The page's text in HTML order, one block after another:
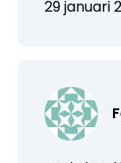
29 januari